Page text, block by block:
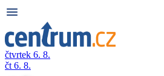
čtvrtek 6. 8.
čt 6. 8.